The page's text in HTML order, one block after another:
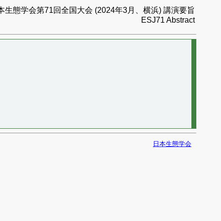
生態学会第71回全国大会 (2024年3月、横浜) 講演要旨
ESJ71 Abstract
日本生態学会